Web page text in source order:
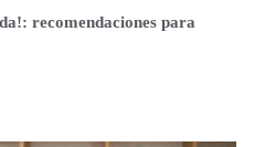
recomendaciones para